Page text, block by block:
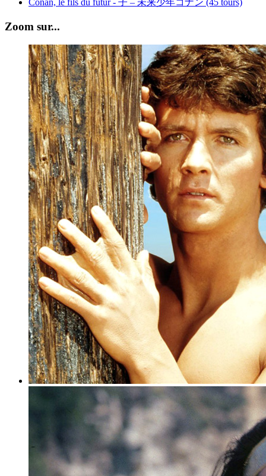
Conan, le fils du futur - 子 – 未来少年コナン (45 tours)
Zoom sur...